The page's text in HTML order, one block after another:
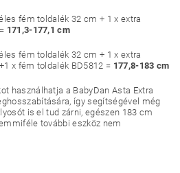
fém toldalék 32 cm + 1 x extra
171,3-177,1 cm
fém toldalék 32 cm + 1 x extra
x fém toldalék BD5812 = 177,8-183 cm
használhatja a BabyDan Asta Extra
így segítségével még
is el tud zárni, egészen 183 cm
további eszköz nem